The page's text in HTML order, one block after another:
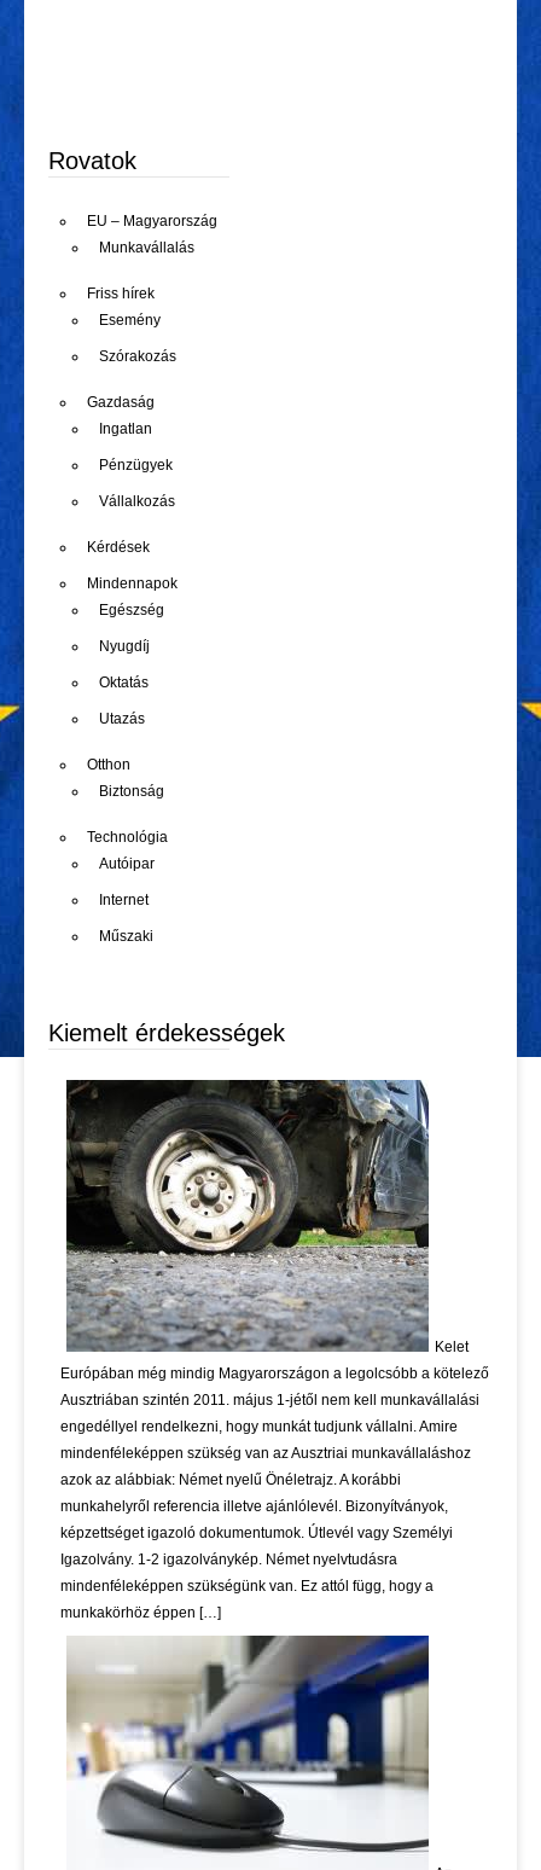
Rovatok
EU – Magyarország
Munkavállalás
Friss hírek
Esemény
Szórakozás
Gazdaság
Ingatlan
Pénzügyek
Vállalkozás
Kérdések
Mindennapok
Egészség
Nyugdíj
Oktatás
Utazás
Otthon
Biztonság
Technológia
Autóipar
Internet
Műszaki
Kiemelt érdekességek
Kelet
Európában még mindig Magyarországon a legolcsóbb a kötelező
Ausztriában szintén 2011. május 1-jétől nem kell munkavállalási
engedéllyel rendelkezni, hogy munkát tudjunk vállalni. Amire
mindenféleképpen szükség van az Ausztriai munkavállaláshoz
azok az alábbiak: Német nyelű Önéletrajz. A korábbi
munkahelyről referencia illetve ajánlólevél. Bizonyítványok,
képzettséget igazoló dokumentumok. Útlevél vagy Személyi
Igazolvány. 1-2 igazolványkép. Német nyelvtudásra
mindenféleképpen szükségünk van. Ez attól függ, hogy a
munkakörhöz éppen […]